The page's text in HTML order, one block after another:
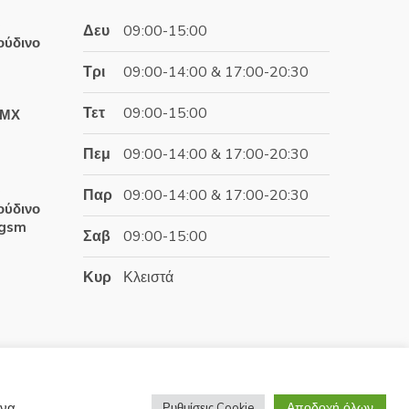
Δευ 09:00-15:00
Τρι 09:00-14:00 & 17:00-20:30
Τετ 09:00-15:00
Πεμ 09:00-14:00 & 17:00-20:30
Παρ 09:00-14:00 & 17:00-20:30
Σαβ 09:00-15:00
Κυρ Κλειστά